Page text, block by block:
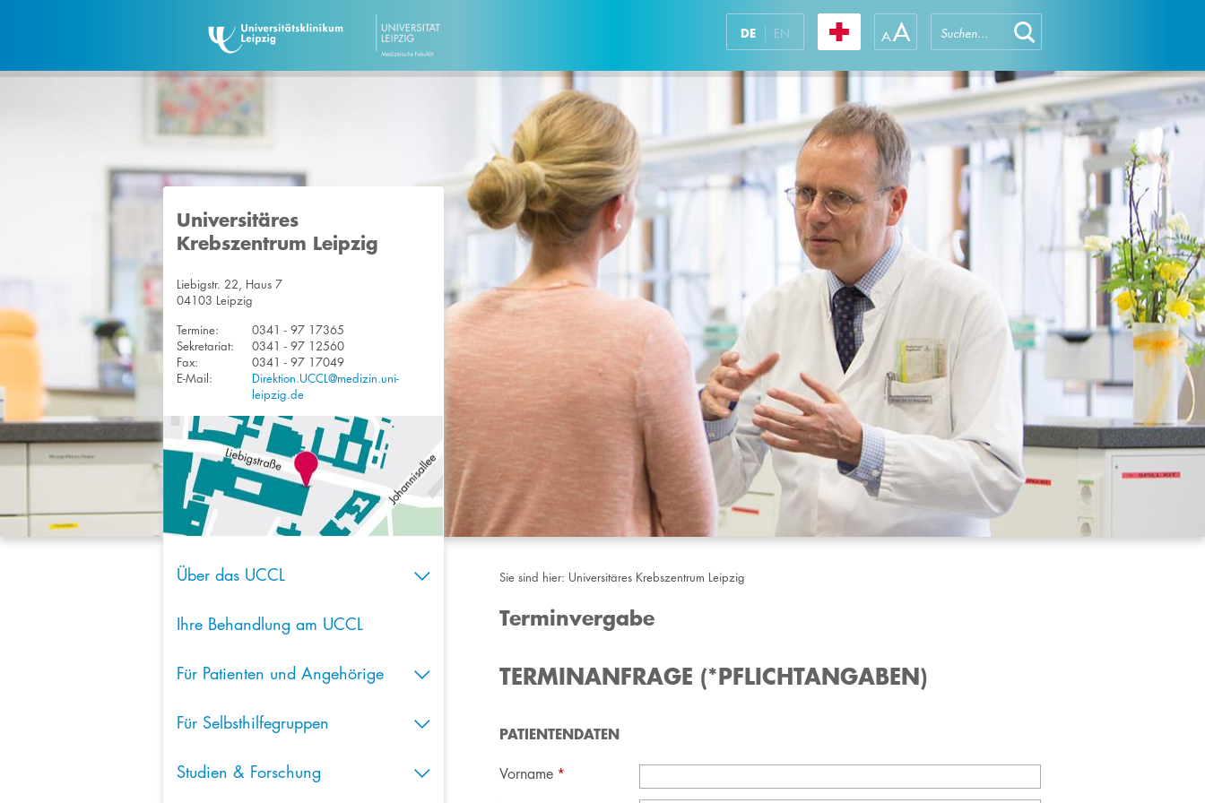
DE EN
Universitäres
Krebszentrum Leipzig
Liebigstr. 22, Haus 7
04103 Leipzig
Termine:
0341 - 97 17365
Sekretariat:
0341 - 97 12560
Fax:
0341 - 97 17049
E-Mail:
Direktion.UCCL@medizin.uni-
leipzig.de
Über das UCCL
Ihre Behandlung am UCCL
Für Patienten und Angehörige
Für Selbsthilfegruppen
Studien & Forschung
Sie sind hier: Universitäres Krebszentrum Leipzig
Terminvergabe
TERMINANFRAGE (*PFLICHTANGABEN)
PATIENTENDATEN
Vorname